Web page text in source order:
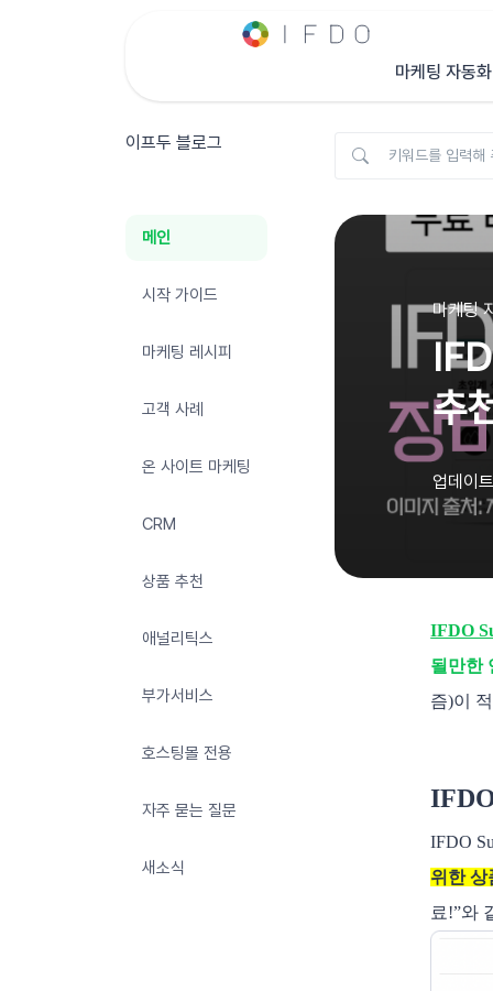
마케팅 자동화
이프두 블로그
마케팅
추
업데이
IFDO
될만한
즘)이
IFDO
위한 상
료!”와
메인
시작 가이드
마케팅 레시피
고객 사례
온 사이트 마케팅
CRM
상품 추천
애널리틱스
부가서비스
호스팅몰 전용
자주 묻는 질문
새소식